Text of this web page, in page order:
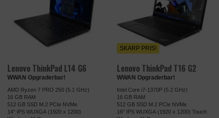
Lenovo ThinkPad L14 G6
WWAN Opgraderbar!
AMD Ryzen 7 PRO 250 (5.1 GHz)
16 GB RAM
512 GB SSD M.2 PCIe NVMe
14" IPS WUXGA (1920 x 1200)
Lenovo ThinkPad T16 G2
WWAN Opgraderbar!
SKARP PRIS!
Intel Core i7-1370P (5.2 GHz)
16 GB RAM
512 GB SSD M.2 PCIe NVMe
16" IPS WUXGA (1920 x 1200) Touch